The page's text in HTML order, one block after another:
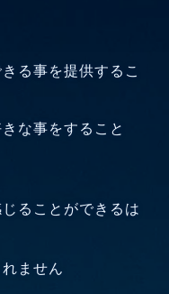
る事を提供するこ
な事をすること
ることができるは
ません